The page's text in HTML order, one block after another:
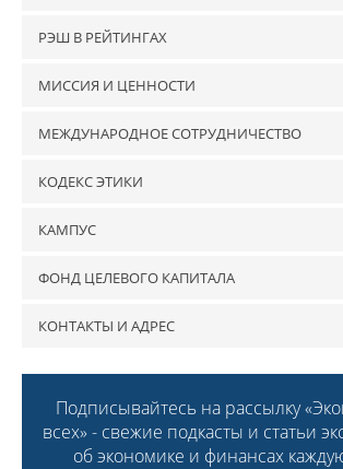
РЭШ В РЕЙТИНГАХ
МИССИЯ И ЦЕННОСТИ
МЕЖДУНАРОДНОЕ СОТРУДНИЧЕСТВО
КОДЕКС ЭТИКИ
КАМПУС
ФОНД ЦЕЛЕВОГО КАПИТАЛА
КОНТАКТЫ И АДРЕС
Подписывайтесь на рассылку
всех» - свежие подкасты и статьи
об экономике и финансах